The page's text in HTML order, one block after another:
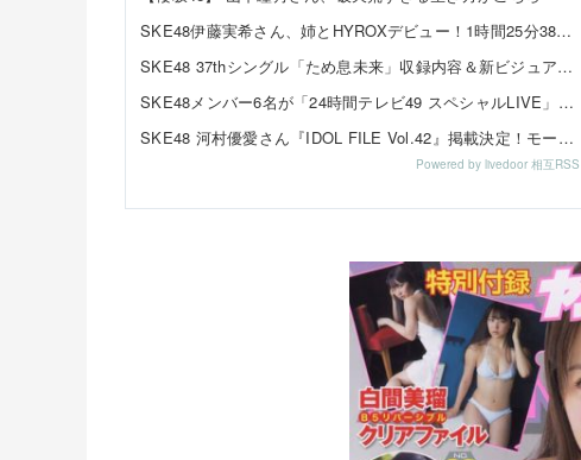
SKE48伊藤実希さん、姉とHYROXデビュー！1時間25分38秒で完走「ハイロックス最高ーーーー」
SKE48 37thシングル「ため息未来」収録内容＆新ビジュアル公開！チーム曲・夏ツアー映像も収録
SKE48メンバー6名が「24時間テレビ49 スペシャルLIVE」出演決定！
SKE48 河村優愛さん『IDOL FILE Vol.42』掲載決定！モード系ファッションで新たな魅力を披露
Powered by livedoor 相互RSS